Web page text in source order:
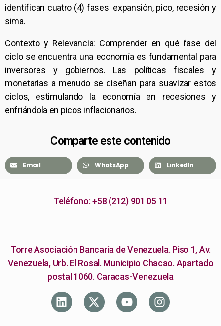
identifican cuatro (4) fases: expansión, pico, recesión y
sima.
Contexto y Relevancia: Comprender en qué fase del
ciclo se encuentra una economía es fundamental para
inversores y gobiernos. Las políticas fiscales y
monetarias a menudo se diseñan para suavizar estos
ciclos, estimulando la economía en recesiones y
enfriándola en picos inflacionarios.
Comparte este contenido
Email WhatsApp LinkedIn
Teléfono: +58 (212) 901 05 11
Torre Asociación Bancaria de Venezuela. Piso 1, Av.
Venezuela, Urb. El Rosal. Municipio Chacao. Apartado
postal 1060. Caracas-Venezuela